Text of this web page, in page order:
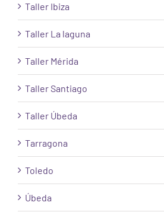
Taller Ibiza
Taller La laguna
Taller Mérida
Taller Santiago
Taller Úbeda
Tarragona
Toledo
Úbeda